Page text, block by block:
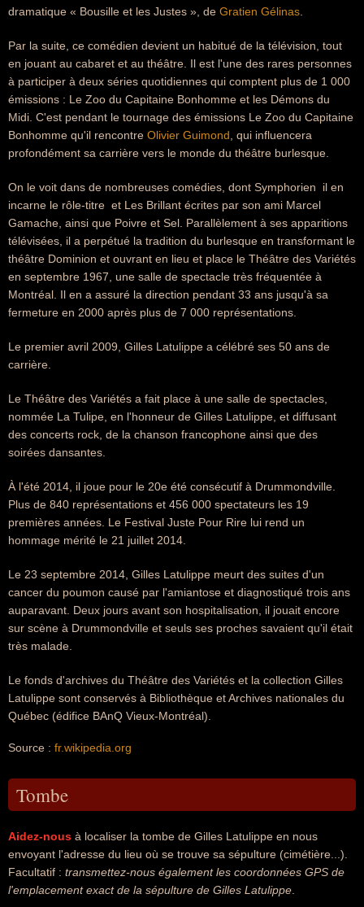
dramatique « Bousille et les Justes », de Gratien Gélinas
Par la suite, ce comédien devient un habitué de la télévision, tout
en jouant au cabaret et au théâtre. Il est l'une des rares personnes
à participer à deux séries quotidiennes qui comptent plus de 1 000
émissions : Le Zoo du Capitaine Bonhomme et les Démons du
Midi. C'est pendant le tournage des émissions Le Zoo du Capitaine
Bonhomme qu'il rencontre Olivier Guimond , qui influencera
profondément sa carrière vers le monde du théâtre burlesque.
On le voit dans de nombreuses comédies, dont Symphorien  il en
incarne le rôle-titre  et Les Brillant écrites par son ami Marcel
Gamache, ainsi que Poivre et Sel. Parallèlement à ses apparitions
télévisées, il a perpétué la tradition du burlesque en transformant le
théâtre Dominion et ouvrant en lieu et place le Théâtre des Variétés
en septembre 1967, une salle de spectacle très fréquentée à
Montréal. Il en a assuré la direction pendant 33 ans jusqu'à sa
fermeture en 2000 après plus de 7 000 représentations.
Le premier avril 2009, Gilles Latulippe a célébré ses 50 ans de
carrière.
Le Théâtre des Variétés a fait place à une salle de spectacles,
nommée La Tulipe, en l'honneur de Gilles Latulippe, et diffusant
des concerts rock, de la chanson francophone ainsi que des
soirées dansantes.
À l'été 2014, il joue pour le 20e été consécutif à Drummondville.
Plus de 840 représentations et 456 000 spectateurs les 19
premières années. Le Festival Juste Pour Rire lui rend un
hommage mérité le 21 juillet 2014.
Le 23 septembre 2014, Gilles Latulippe meurt des suites d'un
cancer du poumon causé par l'amiantose et diagnostiqué trois ans
auparavant. Deux jours avant son hospitalisation, il jouait encore
sur scène à Drummondville et seuls ses proches savaient qu'il était
très malade.
Le fonds d'archives du Théâtre des Variétés et la collection Gilles
Latulippe sont conservés à Bibliothèque et Archives nationales du
Québec (édifice BAnQ Vieux-Montréal).
Source : fr.wikipedia.org
Tombe
Aidez-nous à localiser la tombe de Gilles Latulippe en nous
envoyant l'adresse du lieu où se trouve sa sépulture (cimétière...).
Facultatif : transmettez-nous également les coordonnées GPS de
l'emplacement exact de la sépulture de Gilles Latulippe